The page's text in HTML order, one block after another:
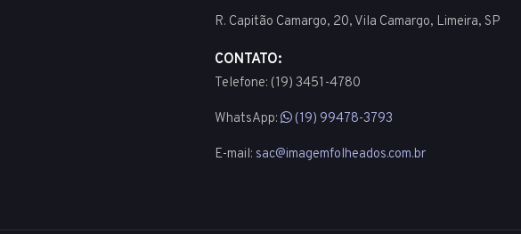
R. Capitão Camargo, 20, Vila Camargo, Limeira, SP
CONTATO:
Telefone: (19) 3451-4780
WhatsApp: (19) 99478-3793
E-mail: sac@imagemfolheados.com.br